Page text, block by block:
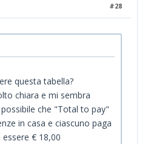
#28
questa tabella?
chiara e mi sembra
che "Total to pay"
in casa e ciascuno paga
€ 18,00